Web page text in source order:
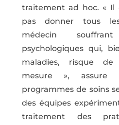
traitement ad hoc. « Il
pas donner tous
médecin
psychologiques qui,
maladies, risque de
mesure », assure
programmes de soins
des équipes
traitement des